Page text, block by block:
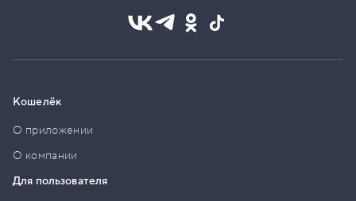
Кошелёк
О приложении
О компании
Для пользователя